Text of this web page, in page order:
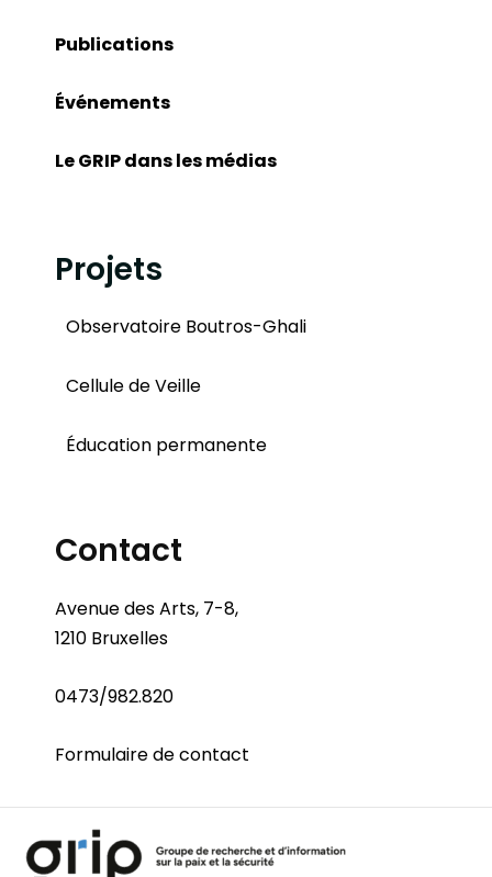
Publications
Événements
Le GRIP dans les médias
Projets
Observatoire Boutros-Ghali
Cellule de Veille
Éducation permanente
Contact
Avenue des Arts, 7-8,
1210 Bruxelles
0473/982.820
Formulaire de contact